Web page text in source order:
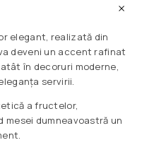
elegant, realizată din
deveni un accent rafinat
în decoruri moderne,
servirii.
a fructelor,
dumneavoastră un